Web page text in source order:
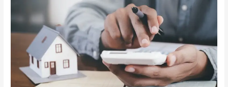
העיר,
סיכום
שנת
2021